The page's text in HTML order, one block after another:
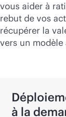
vous aider à
rebut de vos
récupérer la
vers un modèle
à la